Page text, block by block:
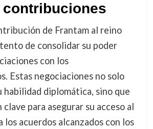
de Frantam al reino
de consolidar su poder
con los
Estas negociaciones no solo
habilidad diplomática, sino que
para asegurar su acceso al
los acuerdos alcanzados con los